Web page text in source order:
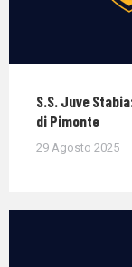
S.S. Juve
di Pimonte
29 Agosto 2025